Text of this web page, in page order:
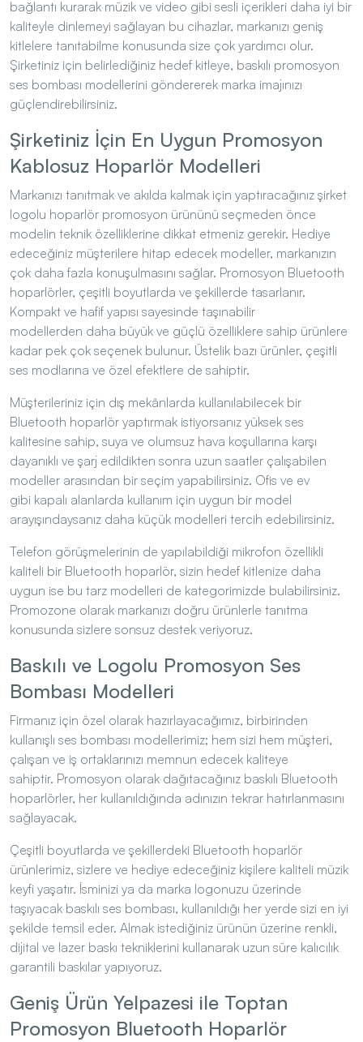
kaliteyle dinlemeyi sağlayan bu cihazlar, markanızı geniş
kitlelere tanıtabilme konusunda size çok yardımcı olur.
Şirketiniz için belirlediğiniz hedef kitleye, baskılı promosyon
ses bombası modellerini göndererek marka imajınızı
güçlendirebilirsiniz.
Şirketiniz İçin En Uygun Promosyon
Kablosuz Hoparlör Modelleri
Markanızı tanıtmak ve akılda kalmak için yaptıracağınız şirket
logolu hoparlör promosyon ürününü seçmeden önce
modelin teknik özelliklerine dikkat etmeniz gerekir. Hediye
edeceğiniz müşterilere hitap edecek modeller, markanızın
çok daha fazla konuşulmasını sağlar. Promosyon Bluetooth
hoparlörler, çeşitli boyutlarda ve şekillerde tasarlanır.
Kompakt ve hafif yapısı sayesinde taşınabilir
modellerden daha büyük ve güçlü özelliklere sahip ürünlere
kadar pek çok seçenek bulunur. Üstelik bazı ürünler, çeşitli
ses modlarına ve özel efektlere de sahiptir.
Bluetooth hoparlör yaptırmak istiyorsanız yüksek ses
kalitesine sahip, suya ve olumsuz hava koşullarına karşı
dayanıklı ve şarj edildikten sonra uzun saatler çalışabilen
modeller arasından bir seçim yapabilirsiniz. Ofis ve ev
gibi kapalı alanlarda kullanım için uygun bir model
arayışındaysanız daha küçük modelleri tercih edebilirsiniz.
kaliteli bir Bluetooth hoparlör, sizin hedef kitlenize daha
uygun ise bu tarz modelleri de kategorimizde bulabilirsiniz.
Promozone olarak markanızı doğru ürünlerle tanıtma
konusunda sizlere sonsuz destek veriyoruz.
Bombası Modelleri
kullanışlı ses bombası modellerimiz; hem sizi hem müşteri,
çalışan ve iş ortaklarınızı memnun edecek kaliteye
sahiptir. Promosyon olarak dağıtacağınız baskılı Bluetooth
hoparlörler, her kullanıldığında adınızın tekrar hatırlanmasını
sağlayacak.
ürünlerimiz, sizlere ve hediye edeceğiniz kişilere kaliteli müzik
keyfi yaşatır. İsminizi ya da marka logonuzu üzerinde
taşıyacak baskılı ses bombası, kullanıldığı her yerde sizi en iyi
şekilde temsil eder. Almak istediğiniz ürünün üzerine renkli,
dijital ve lazer baskı tekniklerini kullanarak uzun süre kalıcılık
garantili baskılar yapıyoruz.
Geniş Ürün Yelpazesi ile Toptan
Promosyon Bluetooth Hoparlör